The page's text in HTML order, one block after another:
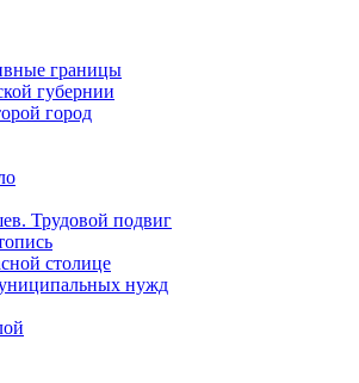
границы
губернии
город
Трудовой подвиг
столице
нужд